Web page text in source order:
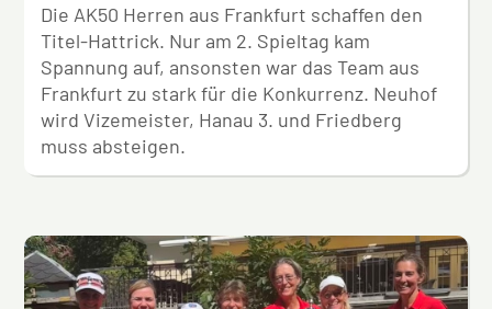
Die AK50 Herren aus Frankfurt schaffen den
Titel-Hattrick. Nur am 2. Spieltag kam
Spannung auf, ansonsten war das Team aus
Frankfurt zu stark für die Konkurrenz. Neuhof
wird Vizemeister, Hanau 3. und Friedberg
muss absteigen.